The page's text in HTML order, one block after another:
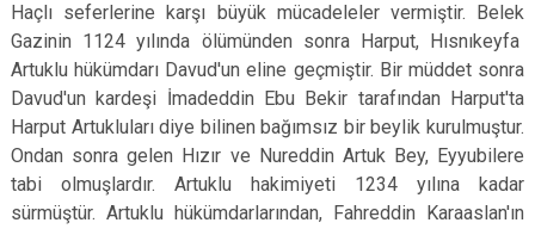
Haçlı seferlerine karşı büyük mücadeleler vermiştir. Belek
Gazinin 1124 yılında ölümünden sonra Harput, Hısnıkeyfa
Artuklu hükümdarı Davud'un eline geçmiştir. Bir müddet sonra
Davud'un kardeşi İmadeddin Ebu Bekir tarafından Harput'ta
Harput Artukluları diye bilinen bağımsız bir beylik kurulmuştur.
Ondan sonra gelen Hızır ve Nureddin Artuk Bey, Eyyubilere
tabi olmuşlardır. Artuklu hakimiyeti 1234 yılına kadar
sürmüştür. Artuklu hükümdarlarından, Fahreddin Karaaslan'ın